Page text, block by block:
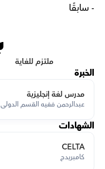
- سابقًا
ملتزم للغاية
الخبرة
مدرس لغة إنجليزية
عبدالرحمن ففيه القسم الدولى
الشهادات
CELTA
كامبريدج